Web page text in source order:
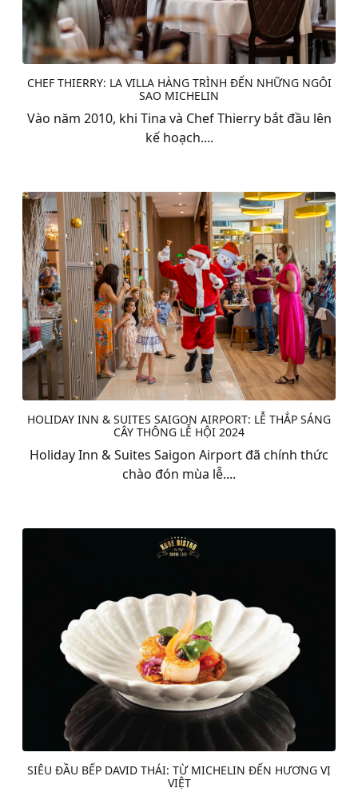
CHEF THIERRY: LA VILLA HÀNG TRÌNH ĐẾN NHỮNG NGÔI
SAO MICHELIN
Vào năm 2010, khi Tina và Chef Thierry bắt đầu lên
kế hoạch....
HOLIDAY INN & SUITES SAIGON AIRPORT: LỄ THẮP SÁNG
CÂY THÔNG LỄ HỘI 2024
Holiday Inn & Suites Saigon Airport đã chính thức
chào đón mùa lễ....
SIÊU ĐẦU BẾP DAVID THÁI: TỪ MICHELIN ĐẾN HƯƠNG VỊ
VIỆT